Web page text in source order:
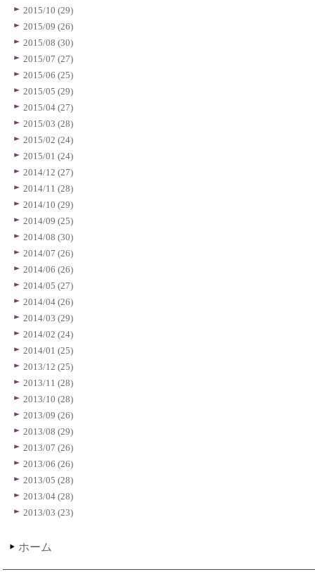
2015/10 (29)
2015/09 (26)
2015/08 (30)
2015/07 (27)
2015/06 (25)
2015/05 (29)
2015/04 (27)
2015/03 (28)
2015/02 (24)
2015/01 (24)
2014/12 (27)
2014/11 (28)
2014/10 (29)
2014/09 (25)
2014/08 (30)
2014/07 (26)
2014/06 (26)
2014/05 (27)
2014/04 (26)
2014/03 (29)
2014/02 (24)
2014/01 (25)
2013/12 (25)
2013/11 (28)
2013/10 (28)
2013/09 (26)
2013/08 (29)
2013/07 (26)
2013/06 (26)
2013/05 (28)
2013/04 (28)
2013/03 (23)
ホーム